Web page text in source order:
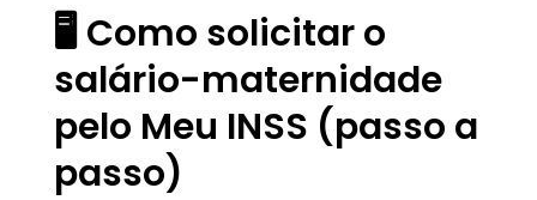
🖥️ Como solicitar o
salário-maternidade
pelo Meu INSS (passo a
passo)